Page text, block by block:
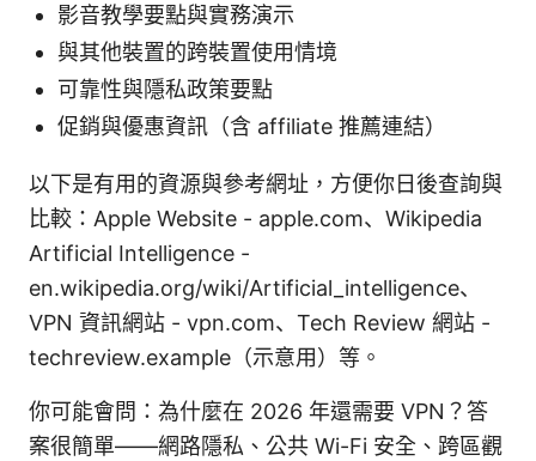
影音教學要點與實務演示
與其他裝置的跨裝置使用情境
可靠性與隱私政策要點
促銷與優惠資訊（含 affiliate 推薦連結）
以下是有用的資源與參考網址，方便你日後查詢與
比較：Apple Website - apple.com、Wikipedia
Artificial Intelligence -
en.wikipedia.org/wiki/Artificial_intelligence、
VPN 資訊網站 - vpn.com、Tech Review 網站 -
techreview.example（示意用）等。
你可能會問：為什麼在 2026 年還需要 VPN？答
案很簡單——網路隱私、公共 Wi-Fi 安全、跨區觀